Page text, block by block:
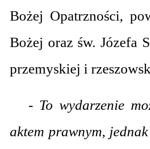
Bożej Opatrzności,
Bożej oraz św. Józefa
przemyskiej i
- To wydarzenie
aktem prawnym,